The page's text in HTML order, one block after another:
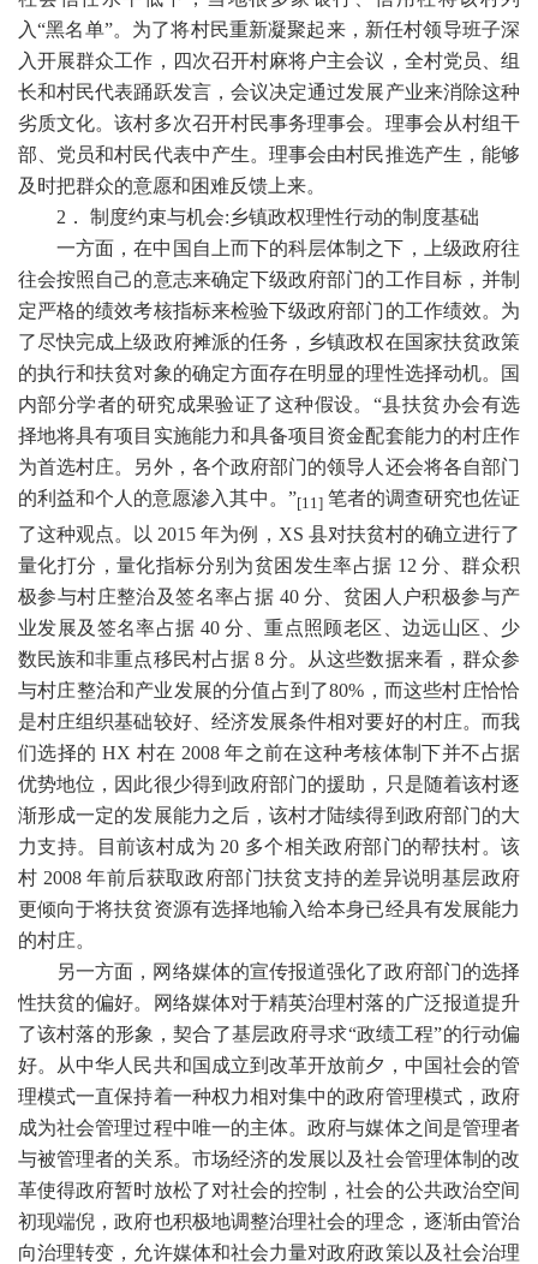
入“黑名单”。为了将村民重新凝聚起来，新任村领导班子深
入开展群众工作，四次召开村麻将户主会议，全村党员、组
长和村民代表踊跃发言，会议决定通过发展产业来消除这种
劣质文化。该村多次召开村民事务理事会。理事会从村组干
部、党员和村民代表中产生。理事会由村民推选产生，能够
及时把群众的意愿和困难反馈上来。
2 ． 制度约束与机会:乡镇政权理性行动的制度基础
一方面，在中国自上而下的科层体制之下，上级政府往
往会按照自己的意志来确定下级政府部门的工作目标，并制
定严格的绩效考核指标来检验下级政府部门的工作绩效。为
了尽快完成上级政府摊派的任务，乡镇政权在国家扶贫政策
的执行和扶贫对象的确定方面存在明显的理性选择动机。国
内部分学者的研究成果验证了这种假设。 “县扶贫办会有选
择地将具有项目实施能力和具备项目资金配套能力的村庄作
为首选村庄。另外，各个政府部门的领导人还会将各自部门
的利益和个人的意愿渗入其中。”[11] 笔者的调查研究也佐证
了这种观点。以 2015年为例， XS 县对扶贫村的确立进行了
量化打分，量化指标分别为贫困发生率占据 12分、群众积
极参与村庄整治及签名率占据 40分、贫困人户积极参与产
业发展及签名率占据 40分、重点照顾老区、边远山区、少
数民族和非重点移民村占据 8分。从这些数据来看，群众参
与村庄整治和产业发展的分值占到了80% ，而这些村庄恰恰
是村庄组织基础较好、经济发展条件相对要好的村庄。而我
们选择的HX 村在 2008年之前在这种考核体制下并不占据
优势地位，因此很少得到政府部门的援助，只是随着该村逐
渐形成一定的发展能力之后，该村才陆续得到政府部门的大
力支持。目前该村成为 20 多个相关政府部门的帮扶村。该
村 2008年前后获取政府部门扶贫支持的差异说明基层政府
更倾向于将扶贫资源有选择地输入给本身已经具有发展能力
的村庄。
另一方面，网络媒体的宣传报道强化了政府部门的选择
性扶贫的偏好。网络媒体对于精英治理村落的广泛报道提升
了该村落的形象，契合了基层政府寻求“政绩工程”的行动偏
好。从中华人民共和国成立到改革开放前夕，中国社会的管
理模式一直保持着一种权力相对集中的政府管理模式，政府
成为社会管理过程中唯一的主体。政府与媒体之间是管理者
与被管理者的关系。市场经济的发展以及社会管理体制的改
革使得政府暂时放松了对社会的控制，社会的公共政治空间
初现端倪，政府也积极地调整治理社会的理念，逐渐由管治
向治理转变，允许媒体和社会力量对政府政策以及社会治理